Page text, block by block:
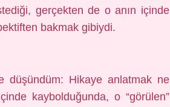
gerçekten de o anın içinde
bakmak gibiydi.
düşündüm: Hikaye anlatmak ne
kaybolduğunda, o “görülen”